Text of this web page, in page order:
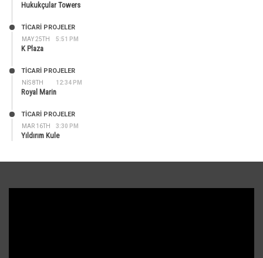
Hukukçular Towers
MAY 25TH 5:51 PM
TİCARİ PROJELER
K Plaza
NIS 8TH 12:34 PM
TİCARİ PROJELER
Royal Marin
MAR 16TH 3:30 PM
TİCARİ PROJELER
Yıldırım Kule